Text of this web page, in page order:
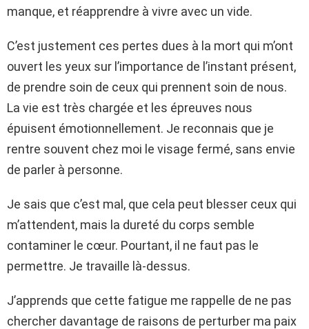
manque, et réapprendre à vivre avec un vide.
C’est justement ces pertes dues à la mort qui m’ont
ouvert les yeux sur l’importance de l’instant présent,
de prendre soin de ceux qui prennent soin de nous.
La vie est très chargée et les épreuves nous
épuisent émotionnellement. Je reconnais que je
rentre souvent chez moi le visage fermé, sans envie
de parler à personne.
Je sais que c’est mal, que cela peut blesser ceux qui
m’attendent, mais la dureté du corps semble
contaminer le cœur. Pourtant, il ne faut pas le
permettre. Je travaille là-dessus.
J’apprends que cette fatigue me rappelle de ne pas
chercher davantage de raisons de perturber ma paix